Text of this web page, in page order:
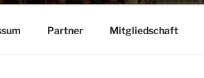
Partner Mitgliedschaft